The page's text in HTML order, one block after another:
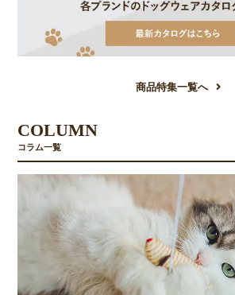
商品特集一覧へ
COLUMN
コラム一覧